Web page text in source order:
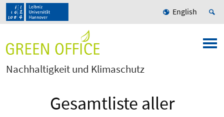
English
Nachhaltigkeit und Klimaschutz
Gesamtliste aller